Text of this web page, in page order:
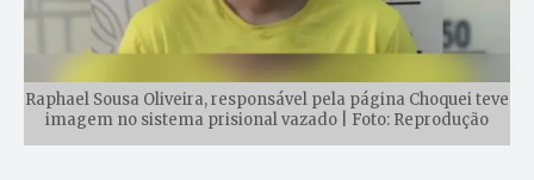
Raphael Sousa Oliveira, responsável pela página Choquei teve
imagem no sistema prisional vazado | Foto: Reprodução